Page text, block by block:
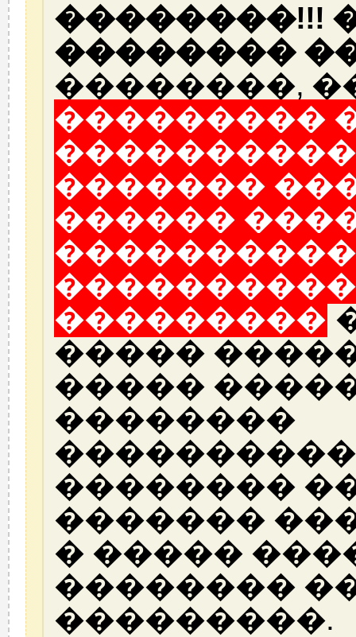
��������!!!
��������
��������,
���������
�������
������
���������
�����
�����
��������
��������
�������
� �����
��������
���������.